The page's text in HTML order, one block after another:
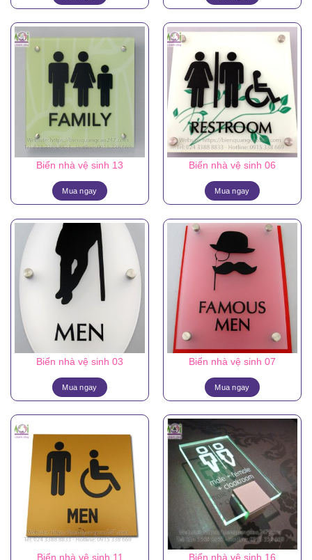
Biển nhà vệ sinh 13
Mua ngay
Biển nhà vệ sinh 06
Mua ngay
Biển nhà vệ sinh 03
Mua ngay
Biển nhà vệ sinh 07
Mua ngay
Biển nhà vệ sinh 11 Biển nhà vệ sinh 16